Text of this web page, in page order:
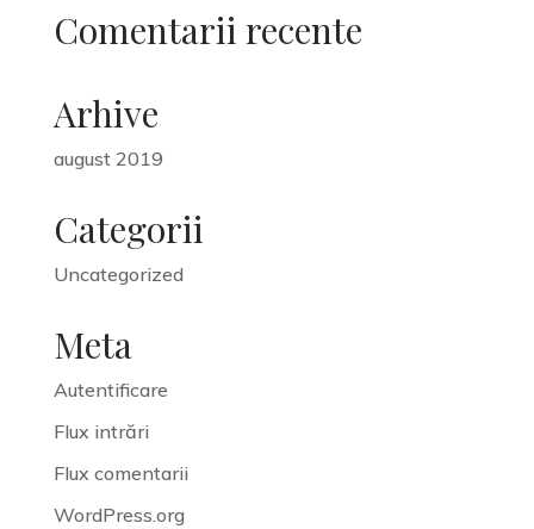
Comentarii recente
Arhive
august 2019
Categorii
Uncategorized
Meta
Autentificare
Flux intrări
Flux comentarii
WordPress.org